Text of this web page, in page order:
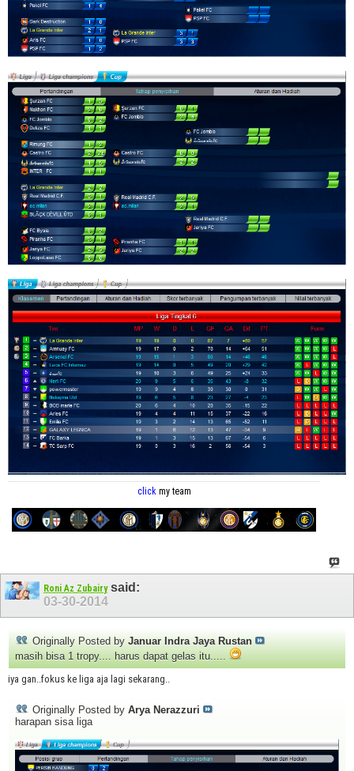
click my team
Roni Az Zubairysaid:
03-30-2014
Originally Posted by Januar Indra Jaya Rustan
masih bisa 1 tropy.... harus dapat gelas itu.....
iya gan..fokus ke liga aja lagi sekarang..
Originally Posted by Arya Nerazzuri
harapan sisa liga